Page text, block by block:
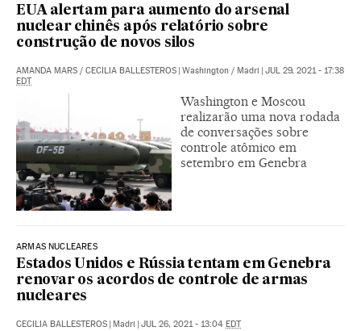
EUA alertam para aumento do arsenal
nuclear chinês após relatório sobre
construção de novos silos
AMANDA MARS / CECILIA BALLESTEROS Washington / Madri
JUL 29, 2021 - 17:38
EDT
Washington e Moscou
realizarão uma nova rodada
de conversações sobre
controle atômico em
setembro em Genebra
ARMAS NUCLEARES
Estados Unidos e Rússia tentam em Genebra
renovar os acordos de controle de armas
nucleares
CECILIA BALLESTEROS | Madri | JUL 26, 2021 - 13:04 EDT